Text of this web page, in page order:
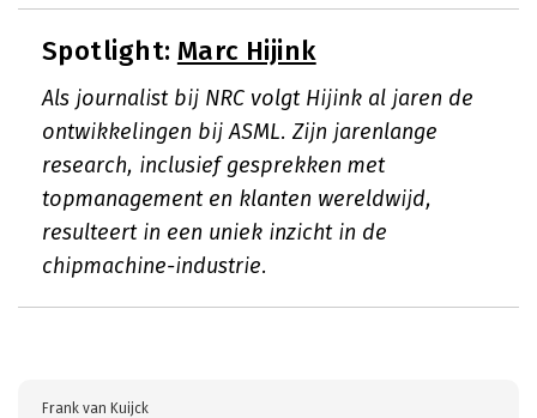
Spotlight: Marc Hijink
Als journalist bij NRC volgt Hijink al jaren de
ontwikkelingen bij ASML. Zijn jarenlange
research, inclusief gesprekken met
topmanagement en klanten wereldwijd,
resulteert in een uniek inzicht in de
chipmachine-industrie.
Frank van Kuijck